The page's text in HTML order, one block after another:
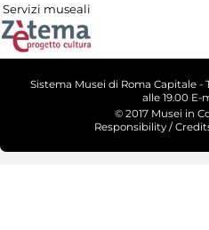
Servizi museali
Sistema Musei di Roma Capitale
alle 19.00
© 2017 Musei in
Responsibility /